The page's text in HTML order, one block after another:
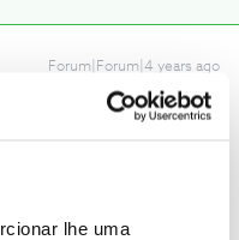
lhe uma
Forum|Forum|4 years ago
2 xs à 3a ficou